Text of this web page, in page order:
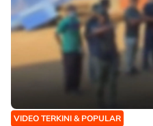
VIDEO TERKINI & POPULAR